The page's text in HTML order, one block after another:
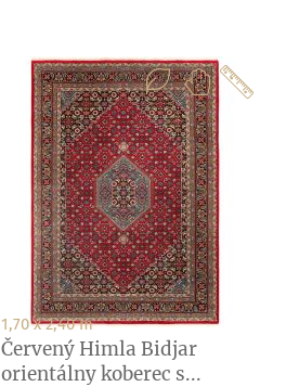
1,70 x 2,40 m
Červený Himla Bidjar
orientálny koberec s...